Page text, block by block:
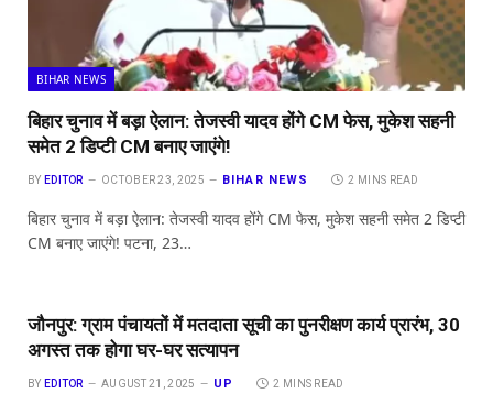
BIHAR NEWS
बिहार चुनाव में बड़ा ऐलान: तेजस्वी यादव होंगे CM फेस, मुकेश सहनी
समेत 2 डिप्टी CM बनाए जाएंगे!
BY EDITOR OCTOBER 23, 2025 BIHAR NEWS 2 MINS READ
बिहार चुनाव में बड़ा ऐलान: तेजस्वी यादव होंगे CM फेस, मुकेश सहनी समेत 2 डिप्टी
CM बनाए जाएंगे! पटना, 23…
जौनपुर: ग्राम पंचायतों में मतदाता सूची का पुनरीक्षण कार्य प्रारंभ, 30
अगस्त तक होगा घर-घर सत्यापन
BY EDITOR AUGUST 21, 2025 UP 2 MINS READ